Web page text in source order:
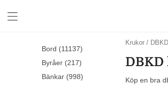
Krukor/
Köp en bra
Bord (11137)
Byråer (217)
Bänkar (998)